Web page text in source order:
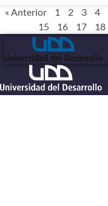
« Anterior 1 2 3 4
15
16 17 18